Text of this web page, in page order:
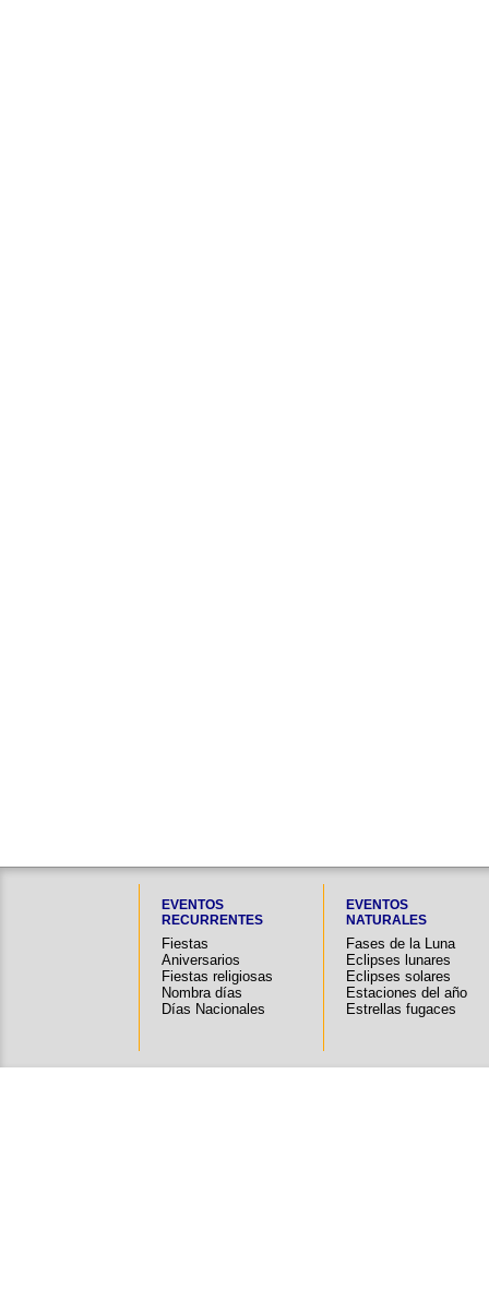
EVENTOS
RECURRENTES
Fiestas
Aniversarios
Fiestas religiosas
Nombra días
Días Nacionales
EVENTOS
NATURALES
Fases de la Luna
Eclipses lunares
Eclipses solares
Estaciones del año
Estrellas fugaces